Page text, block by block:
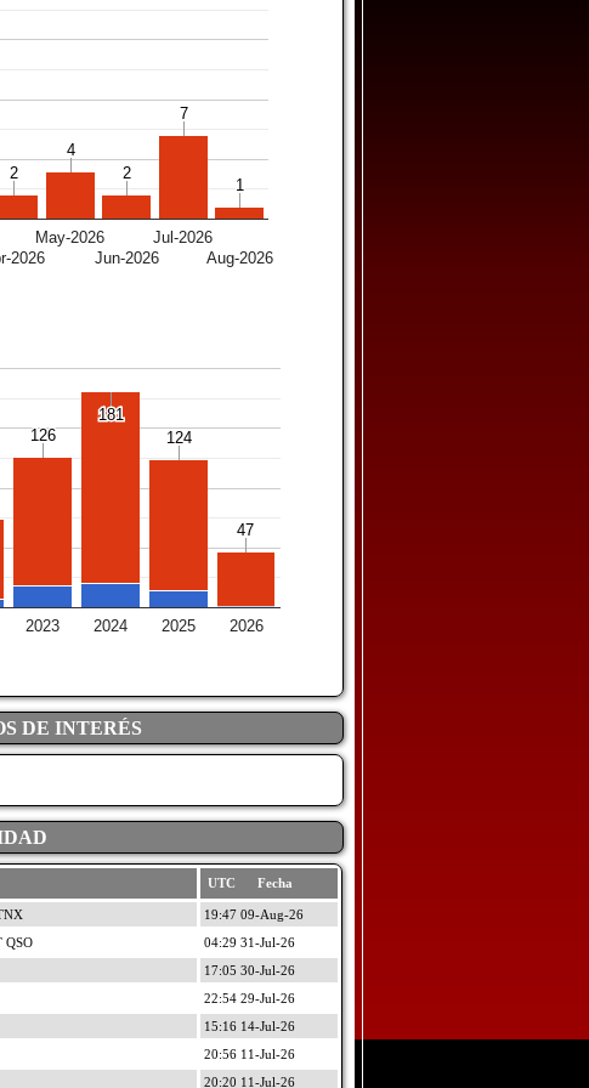
2026
May-2026
Jun-2026
Jul-2026
Aug-2026
2
2
4
4
2
2
7
7
1
1
2023 2024 2025 2026
126
126
181
181
124
124
47
47
DE INTERÉS
UTC Fecha
19:47 09-Aug-26
QSO
04:29 31-Jul-26
17:05 30-Jul-26
22:54 29-Jul-26
15:16 14-Jul-26
20:56 11-Jul-26
20:20 11-Jul-26